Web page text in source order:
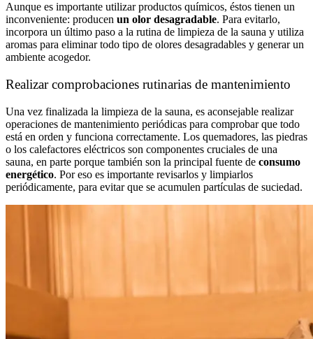
Aunque es importante utilizar productos químicos, éstos tienen un
inconveniente: producen un olor desagradable. Para evitarlo,
incorpora un último paso a la rutina de limpieza de la sauna y utiliza
aromas para eliminar todo tipo de olores desagradables y generar un
ambiente acogedor.
Realizar comprobaciones rutinarias de mantenimiento
Una vez finalizada la limpieza de la sauna, es aconsejable realizar
operaciones de mantenimiento periódicas para comprobar que todo
está en orden y funciona correctamente. Los quemadores, las piedras
o los calefactores eléctricos son componentes cruciales de una
sauna, en parte porque también son la principal fuente de consumo
energético. Por eso es importante revisarlos y limpiarlos
periódicamente, para evitar que se acumulen partículas de suciedad.